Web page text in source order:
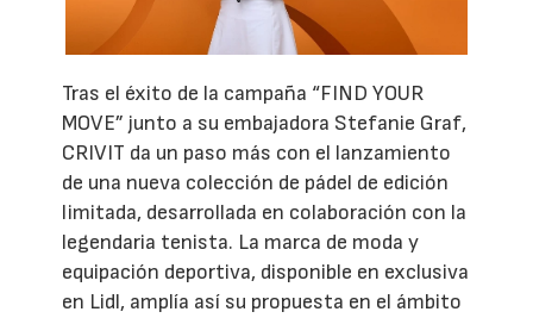
Tras el éxito de la campaña “FIND YOUR
MOVE” junto a su embajadora Stefanie Graf,
CRIVIT da un paso más con el lanzamiento
de una nueva colección de pádel de edición
limitada, desarrollada en colaboración con la
legendaria tenista. La marca de moda y
equipación deportiva, disponible en exclusiva
en Lidl, amplía así su propuesta en el ámbito